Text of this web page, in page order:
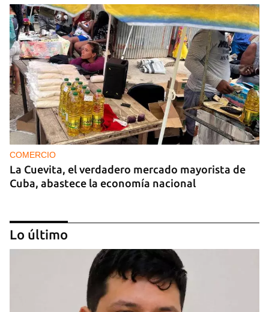
COMERCIO
La Cuevita, el verdadero mercado mayorista de
Cuba, abastece la economía nacional
Lo último